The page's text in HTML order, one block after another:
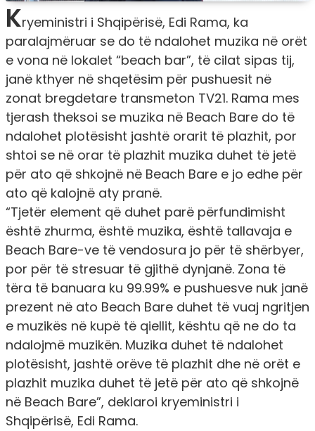
Kryeministri i Shqipërisë, Edi Rama, ka
paralajmëruar se do të ndalohet muzika në orët
e vona në lokalet “beach bar”, të cilat sipas tij,
janë kthyer në shqetësim për pushuesit në
zonat bregdetare transmeton TV21. Rama mes
tjerash theksoi se muzika në Beach Bare do të
ndalohet plotësisht jashtë orarit të plazhit, por
shtoi se në orar të plazhit muzika duhet të jetë
për ato që shkojnë në Beach Bare e jo edhe për
ato që kalojnë aty pranë.
“Tjetër element që duhet parë përfundimisht
është zhurma, është muzika, është tallavaja e
Beach Bare-ve të vendosura jo për të shërbyer,
por për të stresuar të gjithë dynjanë. Zona të
tëra të banuara ku 99.99% e pushuesve nuk janë
prezent në ato Beach Bare duhet të vuaj ngritjen
e muzikës në kupë të qiellit, kështu që ne do ta
ndalojmë muzikën. Muzika duhet të ndalohet
plotësisht, jashtë orëve të plazhit dhe në orët e
plazhit muzika duhet të jetë për ato që shkojnë
në Beach Bare”, deklaroi kryeministri i
Shqipërisë, Edi Rama.